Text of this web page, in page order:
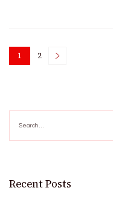
Posts
Page
1 Page
2
for:
Recent Posts